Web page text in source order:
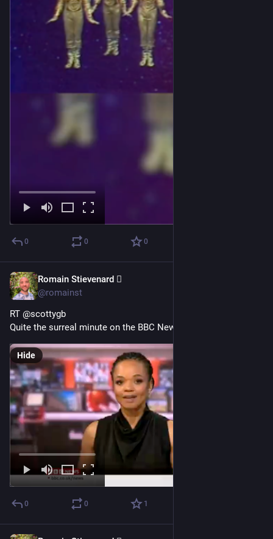
0 0 0
Romain Stievenard 🫆
@romainst
RT @scottygb
Quite the surreal minute on the BBC News Channel just now.
Hide
0 0 1